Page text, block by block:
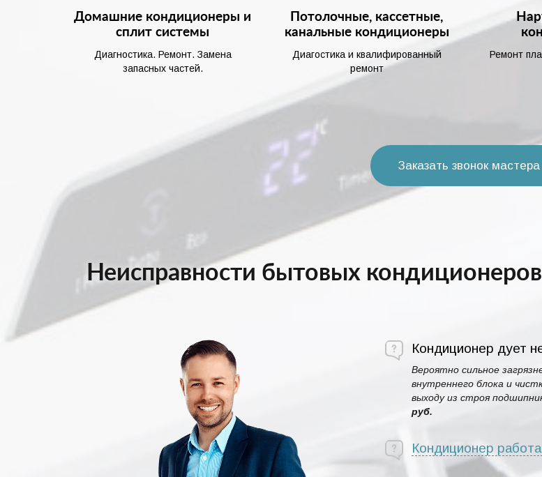
Домашние кондиционеры и
сплит системы
Диагностика. Ремонт. Замена
запасных частей.
Потолочные, кассетные,
канальные кондиционеры
Диагостика и квалифированный
ремонт
Ремонт
Заказать звонок мастера
Неисправности бытовых
Кондиционер дует
Вероятно сильное
внутреннего блока и
выходу из строя
руб.
Кондиционер